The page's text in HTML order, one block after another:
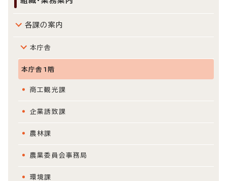
各課の案内
本庁舎
本庁舎1階
商工観光課
企業誘致課
農林課
農業委員会事務局
環境課